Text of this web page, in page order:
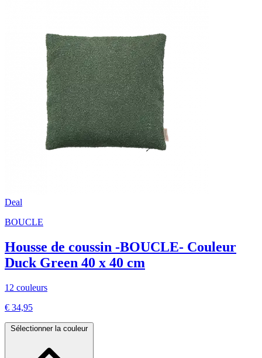
Deal
BOUCLE
Housse de coussin -BOUCLE- Couleur
Duck Green 40 x 40 cm
12 couleurs
€ 34,95
Sélectionner la couleur